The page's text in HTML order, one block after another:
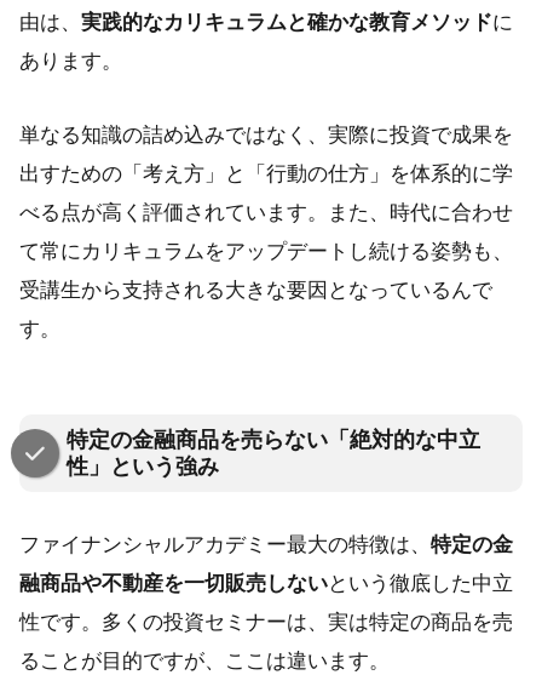
由は、 実践的なカリキュラムと確かな教育メソッドに
あります。
単なる知識の詰め込みではなく、実際に投資で成果を
出すための「考え方」と「行動の仕方」を体系的に学
べる点が高く評価されています。また、時代に合わせ
て常にカリキュラムをアップデートし続ける姿勢も、
受講生から支持される大きな要因となっているんで
す。
特定の金融商品を売らない「絶対的な中立
性」という強み
ファイナンシャルアカデミー最大の特徴は、 特定の金
融商品や不動産を一切販売しないという徹底した中立
性です。多くの投資セミナーは、実は特定の商品を売
ることが目的ですが、ここは違います。